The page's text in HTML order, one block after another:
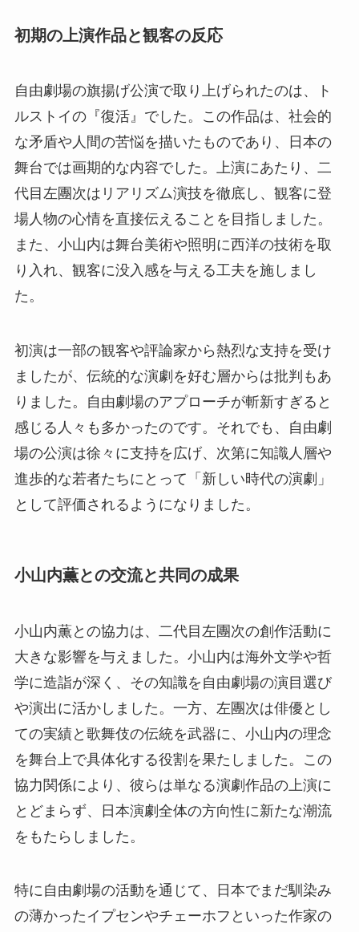
初期の上演作品と観客の反応
自由劇場の旗揚げ公演で取り上げられたのは、ト
ルストイの『復活』でした。この作品は、社会的
な矛盾や人間の苦悩を描いたものであり、日本の
舞台では画期的な内容でした。上演にあたり、二
代目左團次はリアリズム演技を徹底し、観客に登
場人物の心情を直接伝えることを目指しました。
また、小山内は舞台美術や照明に西洋の技術を取
り入れ、観客に没入感を与える工夫を施しまし
た。
初演は一部の観客や評論家から熱烈な支持を受け
ましたが、伝統的な演劇を好む層からは批判もあ
りました。自由劇場のアプローチが斬新すぎると
感じる人々も多かったのです。それでも、自由劇
場の公演は徐々に支持を広げ、次第に知識人層や
進歩的な若者たちにとって「新しい時代の演劇」
として評価されるようになりました。
小山内薫との交流と共同の成果
小山内薫との協力は、二代目左團次の創作活動に
大きな影響を与えました。小山内は海外文学や哲
学に造詣が深く、その知識を自由劇場の演目選び
や演出に活かしました。一方、左團次は俳優とし
ての実績と歌舞伎の伝統を武器に、小山内の理念
を舞台上で具体化する役割を果たしました。この
協力関係により、彼らは単なる演劇作品の上演に
とどまらず、日本演劇全体の方向性に新たな潮流
をもたらしました。
特に自由劇場の活動を通じて、日本でまだ馴染み
の薄かったイプセンやチェーホフといった作家の